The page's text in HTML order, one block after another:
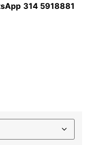
314 5918881